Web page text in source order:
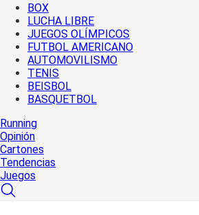
BOX
LUCHA LIBRE
JUEGOS OLÍMPICOS
FUTBOL AMERICANO
AUTOMOVILISMO
TENIS
BEISBOL
BASQUETBOL
Running
Opinión
Cartones
Tendencias
Juegos